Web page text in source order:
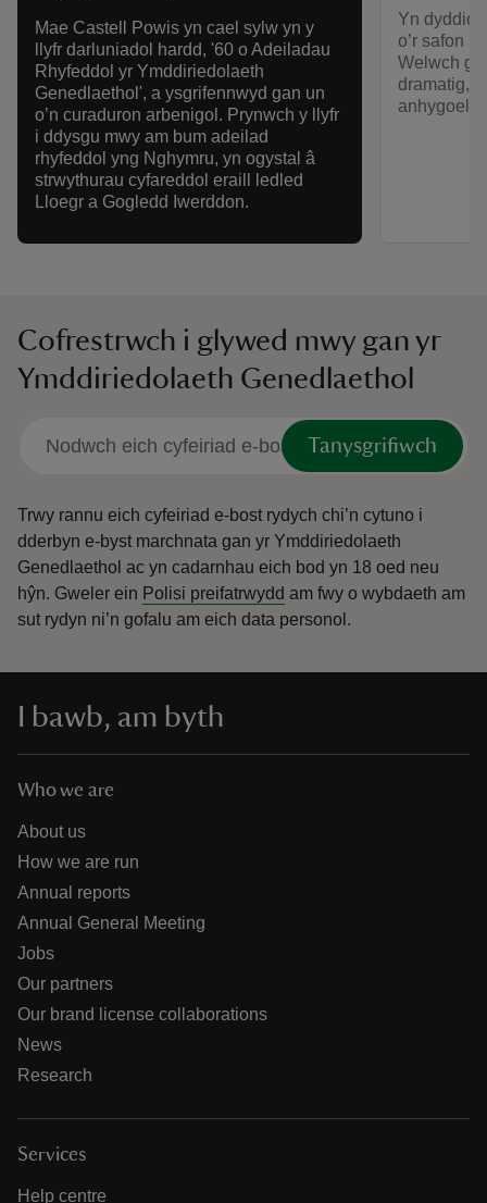
Mae Castell Powis yn cael sylw yn y
llyfr darluniadol hardd, '60 o Adeiladau
Rhyfeddol yr Ymddiriedolaeth
Genedlaethol', a ysgrifennwyd gan un
o’n curaduron arbenigol. Prynwch y llyfr
i ddysgu mwy am bum adeilad
rhyfeddol yng Nghymru, yn ogystal â
strwythurau cyfareddol eraill ledled
Lloegr a Gogledd Iwerddon.
Yn
o’r safon
Welwch
dramatig,
anhygoel
Cofrestrwch i glywed mwy gan yr
Ymddiriedolaeth Genedlaethol
Tanysgrifiwch
Trwy rannu eich cyfeiriad e-bost rydych chi’n cytuno i
dderbyn e-byst marchnata gan yr Ymddiriedolaeth
Genedlaethol ac yn cadarnhau eich bod yn 18 oed neu
hŷn. Gweler ein Polisi preifatrwydd am fwy o wybdaeth am
sut rydyn ni’n gofalu am eich data personol.
I bawb, am byth
Who we are
About us
How we are run
Annual reports
Annual General Meeting
Jobs
Our partners
Our brand license collaborations
News
Research
Services
Help centre